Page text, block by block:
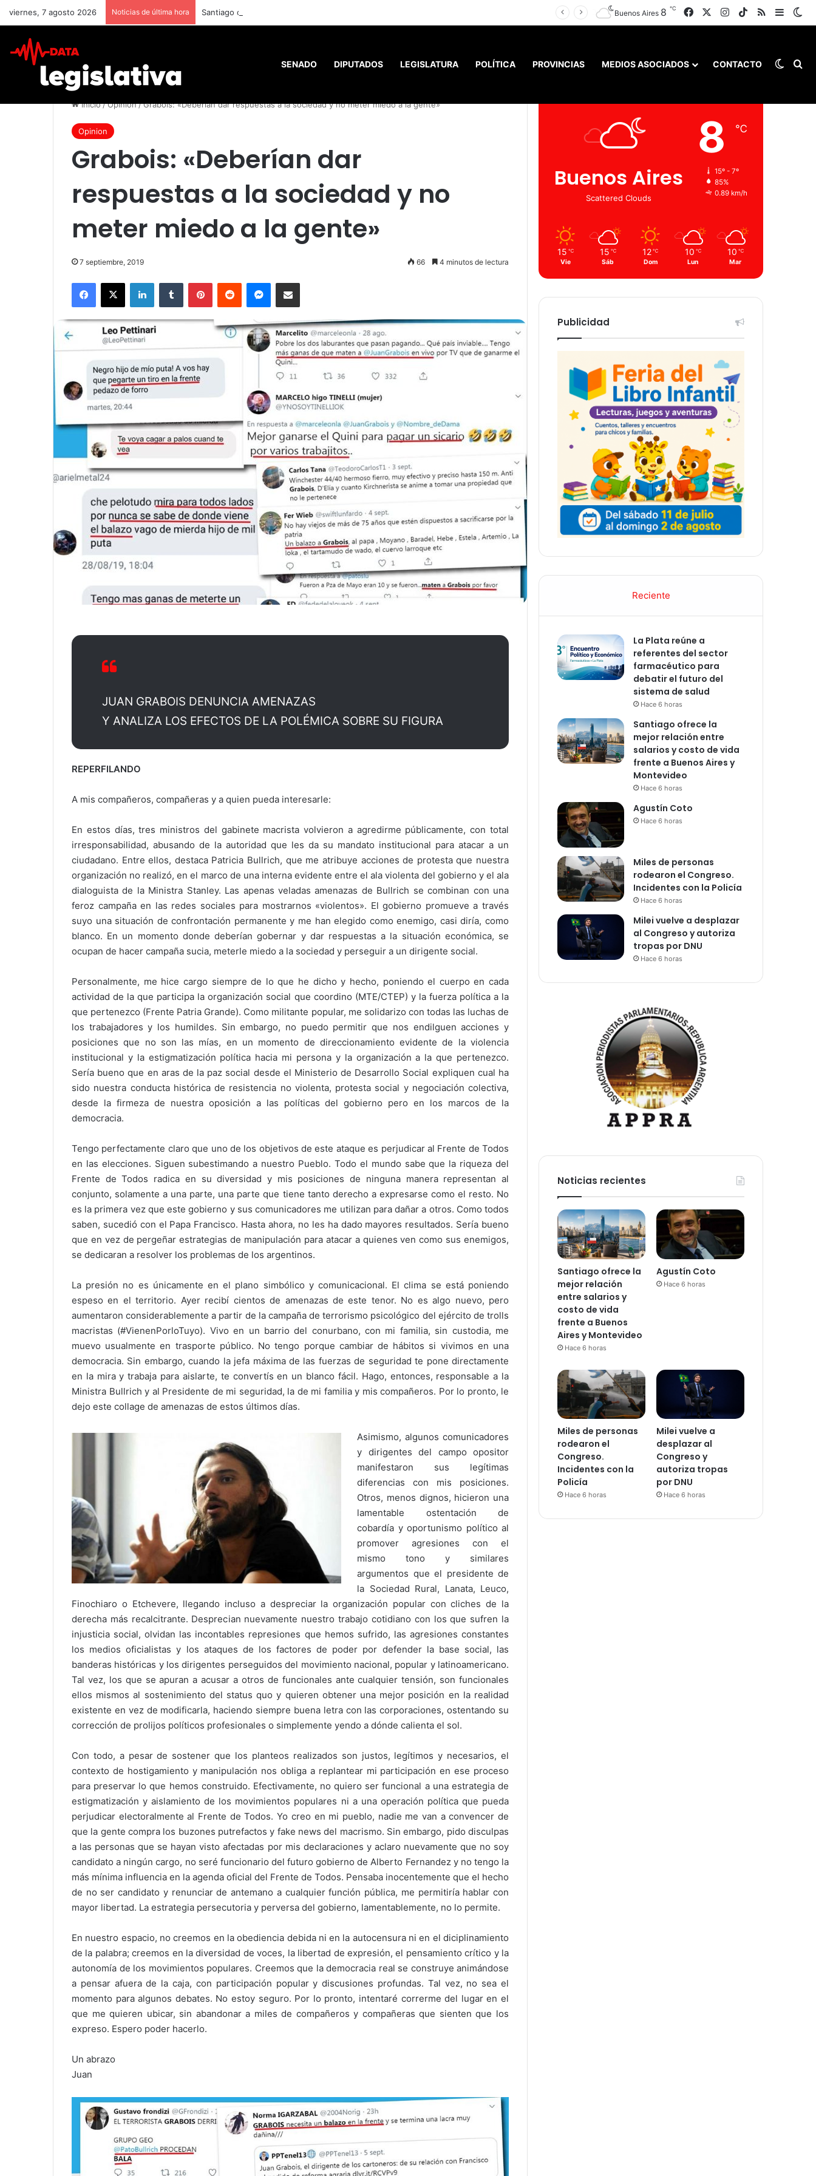
viernes, 7 agosto 2026 Noticias de última hora Buenos Aires 8 ℃ FacebookInstagram
TikTok
RSSBarra
SENADO DIPUTADOS LEGISLATURA POLÍTICA PROVINCIAS MEDIOS ASOCIADOS CONTACTO
Inicio/Opinion/Grabois: «Deberían dar respuestas a la sociedad y no meter miedo a la gente»
Opinion
Grabois: «Deberían dar
respuestas a la sociedad y no
meter miedo a la gente»
7 septiembre, 2019 66 4 minutos de lectura
Facebook
X LinkedInTumblr PinterestReddit MessengerCompartir por correo electrónico
JUAN GRABOIS DENUNCIA AMENAZAS
Y ANALIZA LOS EFECTOS DE LA POLÉMICA SOBRE SU FIGURA
REPERFILANDO
A mis compañeros, compañeras y a quien pueda interesarle:
En estos días, tres ministros del gabinete macrista volvieron a agredirme públicamente, con total
irresponsabilidad, abusando de la autoridad que les da su mandato institucional para atacar a un
ciudadano. Entre ellos, destaca Patricia Bullrich, que me atribuye acciones de protesta que nuestra
organización no realizó, en el marco de una interna evidente entre el ala violenta del gobierno y el ala
dialoguista de la Ministra Stanley. Las apenas veladas amenazas de Bullrich se combinan con una
feroz campaña en las redes sociales para mostrarnos «violentos». El gobierno promueve a través
suyo una situación de confrontación permanente y me han elegido como enemigo, casi diría, como
blanco. En un momento donde deberían gobernar y dar respuestas a la situación económica, se
ocupan de hacer campaña sucia, meterle miedo a la sociedad y perseguir a un dirigente social.
Personalmente, me hice cargo siempre de lo que he dicho y hecho, poniendo el cuerpo en cada
actividad de la que participa la organización social que coordino (MTE/CTEP) y la fuerza política a la
que pertenezco (Frente Patria Grande). Como militante popular, me solidarizo con todas las luchas de
los trabajadores y los humildes. Sin embargo, no puedo permitir que nos endilguen acciones y
posiciones que no son las mías, en un momento de direccionamiento evidente de la violencia
institucional y la estigmatización política hacia mi persona y la organización a la que pertenezco.
Sería bueno que en aras de la paz social desde el Ministerio de Desarrollo Social expliquen cual ha
sido nuestra conducta histórica de resistencia no violenta, protesta social y negociación colectiva,
desde la firmeza de nuestra oposición a las políticas del gobierno pero en los marcos de la
democracia.
Tengo perfectamente claro que uno de los objetivos de este ataque es perjudicar al Frente de Todos
en las elecciones. Siguen subestimando a nuestro Pueblo. Todo el mundo sabe que la riqueza del
Frente de Todos radica en su diversidad y mis posiciones de ninguna manera representan al
conjunto, solamente a una parte, una parte que tiene tanto derecho a expresarse como el resto. No
es la primera vez que este gobierno y sus comunicadores me utilizan para dañar a otros. Como todos
saben, sucedió con el Papa Francisco. Hasta ahora, no les ha dado mayores resultados. Sería bueno
que en vez de pergeñar estrategias de manipulación para atacar a quienes ven como sus enemigos,
se dedicaran a resolver los problemas de los argentinos.
La presión no es únicamente en el plano simbólico y comunicacional. El clima se está poniendo
espeso en el territorio. Ayer recibí cientos de amenazas de este tenor. No es algo nuevo, pero
aumentaron considerablemente a partir de la campaña de terrorismo psicológico del ejército de trolls
macristas (#VienenPorloTuyo). Vivo en un barrio del conurbano, con mi familia, sin custodia, me
muevo usualmente en trasporte público. No tengo porque cambiar de hábitos si vivimos en una
democracia. Sin embargo, cuando la jefa máxima de las fuerzas de seguridad te pone directamente
en la mira y trabaja para aislarte, te convertís en un blanco fácil. Hago, entonces, responsable a la
Ministra Bullrich y al Presidente de mi seguridad, la de mi familia y mis compañeros. Por lo pronto, le
dejo este collage de amenazas de estos últimos días.
Asimismo, algunos comunicadores
y dirigentes del campo opositor
manifestaron sus legítimas
diferencias con mis posiciones.
Otros, menos dignos, hicieron una
lamentable ostentación de
cobardía y oportunismo político al
promover agresiones con el
mismo tono y similares
argumentos que el presidente de
la Sociedad Rural, Lanata, Leuco,
Finochiaro o Etchevere, llegando incluso a despreciar la organización popular con cliches de la
derecha más recalcitrante. Desprecian nuevamente nuestro trabajo cotidiano con los que sufren la
injusticia social, olvidan las incontables represiones que hemos sufrido, las agresiones constantes
los medios oficialistas y los ataques de los factores de poder por defender la base social, las
banderas históricas y los dirigentes perseguidos del movimiento nacional, popular y latinoamericano.
Tal vez, los que se apuran a acusar a otros de funcionales ante cualquier tensión, son funcionales
ellos mismos al sostenimiento del status quo y quieren obtener una mejor posición en la realidad
existente en vez de modificarla, haciendo siempre buena letra con las corporaciones, ostentando su
corrección de prolijos políticos profesionales o simplemente yendo a dónde calienta el sol.
Con todo, a pesar de sostener que los planteos realizados son justos, legítimos y necesarios, el
contexto de hostigamiento y manipulación nos obliga a replantear mi participación en ese proceso
para preservar lo que hemos construido. Efectivamente, no quiero ser funcional a una estrategia de
estigmatización y aislamiento de los movimientos populares ni a una operación política que pueda
perjudicar electoralmente al Frente de Todos. Yo creo en mi pueblo, nadie me van a convencer de
que la gente compra los buzones putrefactos y fake news del macrismo. Sin embargo, pido disculpas
a las personas que se hayan visto afectadas por mis declaraciones y aclaro nuevamente que no soy
candidato a ningún cargo, no seré funcionario del futuro gobierno de Alberto Fernandez y no tengo la
más mínima influencia en la agenda oficial del Frente de Todos. Pensaba inocentemente que el hecho
de no ser candidato y renunciar de antemano a cualquier función pública, me permitiría hablar con
mayor libertad. La estrategia persecutoria y perversa del gobierno, lamentablemente, no lo permite.
En nuestro espacio, no creemos en la obediencia debida ni en la autocensura ni en el diciplinamiento
de la palabra; creemos en la diversidad de voces, la libertad de expresión, el pensamiento crítico y la
autonomía de los movimientos populares. Creemos que la democracia real se construye animándose
a pensar afuera de la caja, con participación popular y discusiones profundas. Tal vez, no sea el
momento para algunos debates. No estoy seguro. Por lo pronto, intentaré correrme del lugar en el
que me quieren ubicar, sin abandonar a miles de compañeros y compañeras que sienten que los
expreso. Espero poder hacerlo.
Un abrazo
Juan
Buenos Aires
Scattered Clouds
8 ℃
15º - 7º
85%
0.89 km/h
15 ℃
Vie
15 ℃
Sáb
12 ℃
Dom
10 ℃
Lun
10 ℃
Mar
Publicidad
Reciente
La Plata reúne a
referentes del sector
farmacéutico para
debatir el futuro del
sistema de salud
Hace 6 horas
Santiago ofrece la
mejor relación entre
salarios y costo de vida
frente a Buenos Aires y
Montevideo
Hace 6 horas
Agustín Coto
Hace 6 horas
Miles de personas
rodearon el Congreso.
Incidentes con la Policía
Hace 6 horas
Milei vuelve a desplazar
al Congreso y autoriza
tropas por DNU
Hace 6 horas
Noticias recientes
Santiago ofrece la
mejor relación
entre salarios y
costo de vida
frente a Buenos
Aires y Montevideo
Hace 6 horas
Agustín Coto
Hace 6 horas
Miles de personas
rodearon el
Congreso.
Incidentes con la
Policía
Hace 6 horas
Milei vuelve a
desplazar al
Congreso y
autoriza tropas
por DNU
Hace 6 horas